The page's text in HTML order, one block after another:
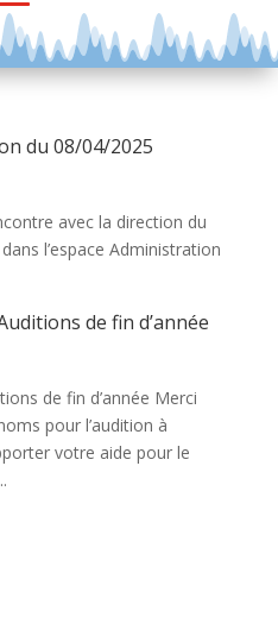
du 08/04/2025
avec la direction du
l’espace Administration
de fin d’année
de fin d’année Merci
pour l’audition à
votre aide pour le